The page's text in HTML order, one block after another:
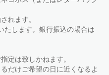
れます。
たします。銀行振込の場合は
定は致しかねます。
だけご希望の日に近くなるよ